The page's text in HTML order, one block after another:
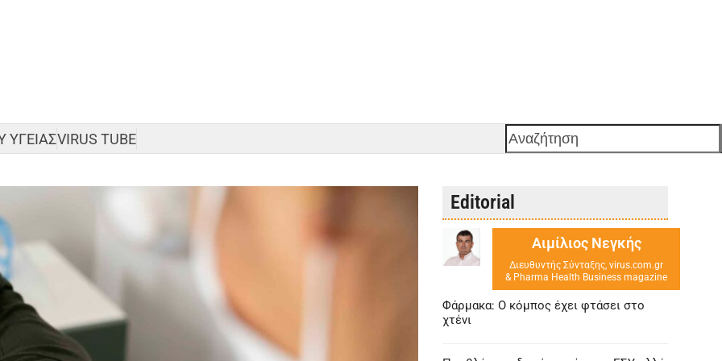
ΥΓΕΙΑΣVIRUS TUBE Αναζήτηση
Editorial
Αιμίλιος Νεγκής
Διευθυντής Σύνταξης, virus.com.gr
& Pharma Health Business magazine
Φάρμακα: Ο κόμπος έχει φτάσει στο
χτένι